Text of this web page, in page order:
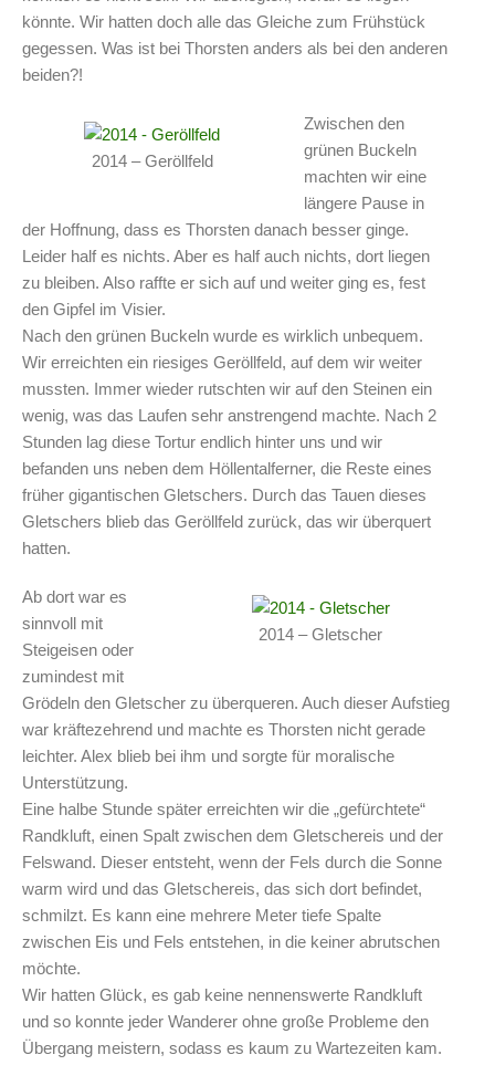
könnte. Wir hatten doch alle das Gleiche zum Frühstück
gegessen. Was ist bei Thorsten anders als bei den anderen
beiden?!
2014 – Geröllfeld
Zwischen den
grünen Buckeln
machten wir eine
längere Pause in
der Hoffnung, dass es Thorsten danach besser ginge.
Leider half es nichts. Aber es half auch nichts, dort liegen
zu bleiben. Also raffte er sich auf und weiter ging es, fest
den Gipfel im Visier.
Nach den grünen Buckeln wurde es wirklich unbequem.
Wir erreichten ein riesiges Geröllfeld, auf dem wir weiter
mussten. Immer wieder rutschten wir auf den Steinen ein
wenig, was das Laufen sehr anstrengend machte. Nach 2
Stunden lag diese Tortur endlich hinter uns und wir
befanden uns neben dem Höllentalferner, die Reste eines
früher gigantischen Gletschers. Durch das Tauen dieses
Gletschers blieb das Geröllfeld zurück, das wir überquert
hatten.
2014 – Gletscher
Ab dort war es
sinnvoll mit
Steigeisen oder
zumindest mit
Grödeln den Gletscher zu überqueren. Auch dieser Aufstieg
war kräftezehrend und machte es Thorsten nicht gerade
leichter. Alex blieb bei ihm und sorgte für moralische
Unterstützung.
Eine halbe Stunde später erreichten wir die „gefürchtete“
Randkluft, einen Spalt zwischen dem Gletschereis und der
Felswand. Dieser entsteht, wenn der Fels durch die Sonne
warm wird und das Gletschereis, das sich dort befindet,
schmilzt. Es kann eine mehrere Meter tiefe Spalte
zwischen Eis und Fels entstehen, in die keiner abrutschen
möchte.
Wir hatten Glück, es gab keine nennenswerte Randkluft
und so konnte jeder Wanderer ohne große Probleme den
Übergang meistern, sodass es kaum zu Wartezeiten kam.